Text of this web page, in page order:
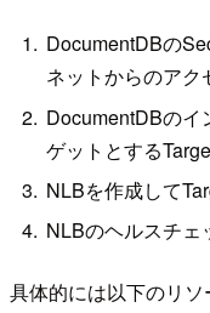
DocumentDBの
ネットからのアク
DocumentDBのイ
ゲットとする
NLBを作成して
NLBのヘルスチェ
具体的には以下のリソ